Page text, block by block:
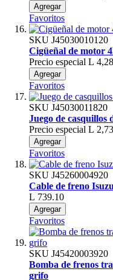
Agregar
Favoritos
SKU J45030010120
Cigüeñal de motor
Precio especial L
Agregar
Favoritos
SKU J45030011820
Juego de casquillos
Precio especial L
Agregar
Favoritos
SKU J45260004920
Cable de freno
L 739.10
Agregar
Favoritos
SKU J45420003920
Bomba de frenos
grifo